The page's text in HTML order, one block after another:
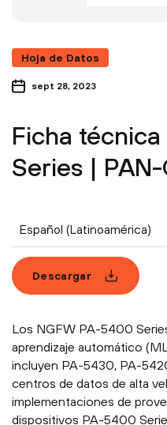
Hoja de Datos
sept 28, 2023
Ficha
Series | PAN-
Español (Latinoamérica)
Descargar
Los NGFW PA-5400
aprendizaje automático
incluyen PA-5430, PA-
centros de datos de alta
implementaciones de
dispositivos PA-5400